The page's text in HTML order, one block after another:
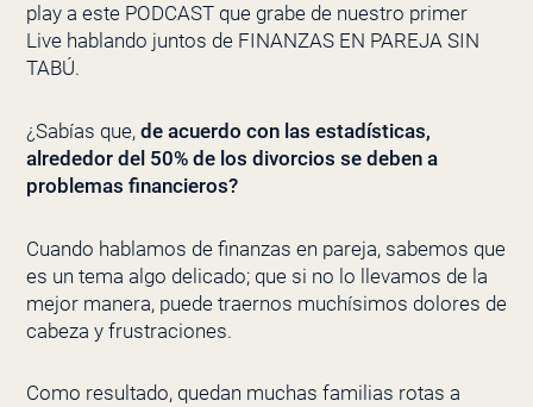
play a este PODCAST que grabe de nuestro primer
Live hablando juntos de FINANZAS EN PAREJA SIN
TABÚ.
¿Sabías que, de acuerdo con las estadísticas,
alrededor del 50% de los divorcios se deben a
problemas financieros?
Cuando hablamos de finanzas en pareja, sabemos que
es un tema algo delicado; que si no lo llevamos de la
mejor manera, puede traernos muchísimos dolores de
cabeza y frustraciones.
Como resultado, quedan muchas familias rotas a